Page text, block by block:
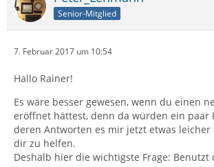
Senior-Mitglied
7. Februar 2017 um 10:54
Hallo Rainer!
Es wäre besser gewesen, wenn du einen
eröffnet hättest, denn da würden ein paar
deren Antworten es mir jetzt etwas
dir zu helfen.
Deshalb hier die wichtigste Frage: Benutzt